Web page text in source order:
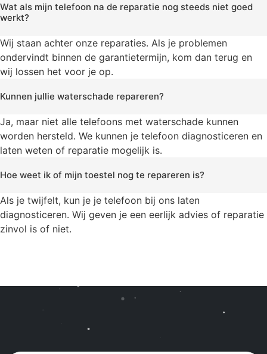
Wat als mijn telefoon na de reparatie nog steeds niet goed
werkt?
Wij staan achter onze reparaties. Als je problemen
ondervindt binnen de garantietermijn, kom dan terug en
wij lossen het voor je op.
Kunnen jullie waterschade repareren?
Ja, maar niet alle telefoons met waterschade kunnen
worden hersteld. We kunnen je telefoon diagnosticeren en
laten weten of reparatie mogelijk is.
Hoe weet ik of mijn toestel nog te repareren is?
Als je twijfelt, kun je je telefoon bij ons laten
diagnosticeren. Wij geven je een eerlijk advies of reparatie
zinvol is of niet.